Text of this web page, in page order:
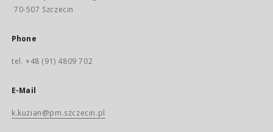
70-507 Szczecin
Phone
tel. +48 (91) 4809 702
E-Mail
k.kuzian@pm.szczecin.pl